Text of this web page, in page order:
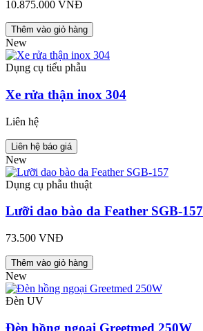
10.875.000 VNĐ
Thêm vào giỏ hàng
New
Dụng cụ tiểu phẫu
Xe rửa thận inox 304
Liên hệ
Liên hệ báo giá
New
Dụng cụ phẫu thuật
Lưỡi dao bào da Feather SGB-157
73.500 VNĐ
Thêm vào giỏ hàng
New
Đèn UV
Đèn hồng ngoại Greetmed 250W